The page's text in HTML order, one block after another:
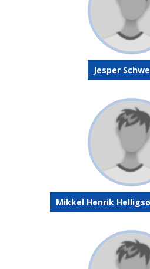
Jesper
Mikkel Henrik